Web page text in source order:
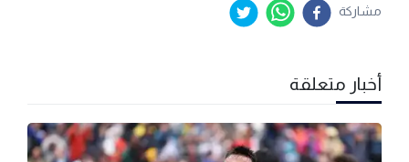
مشاركة
أخبار متعلقة